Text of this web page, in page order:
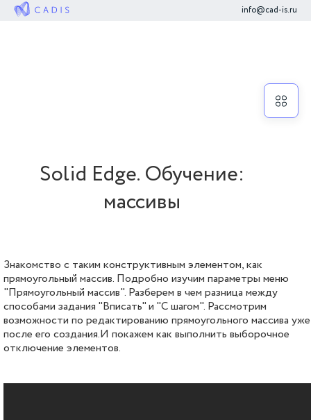
info@cad-is.ru
Solid Edge. Обучение:
массивы
Знакомство с таким конструктивным элементом, как
прямоугольный массив. Подробно изучим параметры меню
"Прямоугольный массив". Разберем в чем разница между
способами задания "Вписать" и "С шагом". Рассмотрим
возможности по редактированию прямоугольного массива уже
после его создания.И покажем как выполнить выборочное
отключение элементов.